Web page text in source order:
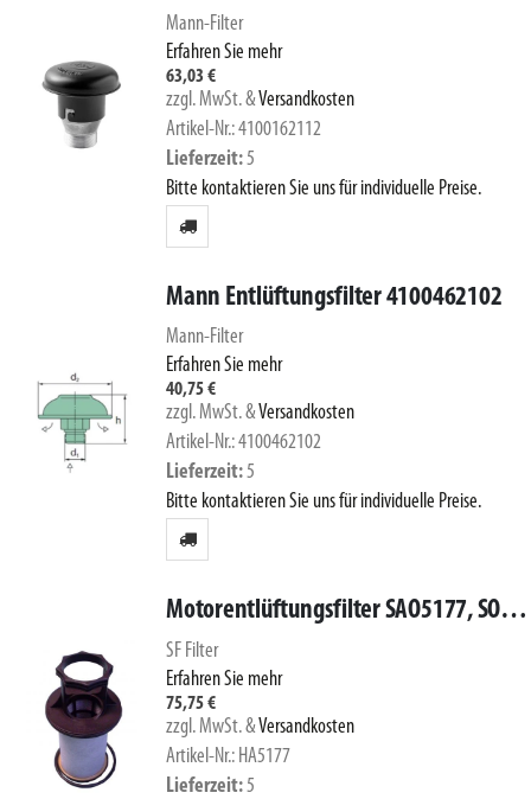
Mann-Filter
Erfahren Sie mehr
63,03 €
zzgl. MwSt.&Versandkosten
Artikel-Nr.: 4100162112
Lieferzeit 5
Bitte kontaktieren Sie uns für individuelle Preise.
Mann Entlüftungsfilter 4100462102
Mann-Filter
Erfahren Sie mehr
40,75 €
zzgl. MwSt.&Versandkosten
Artikel-Nr.: 4100462102
Lieferzeit 5
Bitte kontaktieren Sie uns für individuelle Preise.
Motorentlüftungsfilter SAO5177, SOE526
SF Filter
Erfahren Sie mehr
75,75 €
zzgl. MwSt.&Versandkosten
Artikel-Nr.: HA5177
Lieferzeit 5